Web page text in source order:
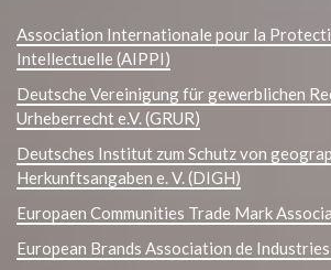
Association Internationale pour la
Intellectuelle (AIPPI)
Deutsche Vereinigung für gewerblichen
Urheberrecht e.V. (GRUR)
Deutsches Institut zum Schutz von
Herkunftsangaben e. V. (DIGH)
Europaen Communities Trade Mark
European Brands Association de